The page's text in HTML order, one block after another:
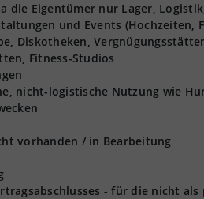
die Eigentümer nur Lager,
und Events (Hochzeiten,
Diskotheken,
Fitness-Studios
nicht-logistische Nutzung wie
vorhanden / in Bearbeitung
- für die nicht